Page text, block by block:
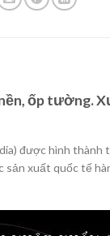
ốp tường.
được hình thành
xuất quốc tế